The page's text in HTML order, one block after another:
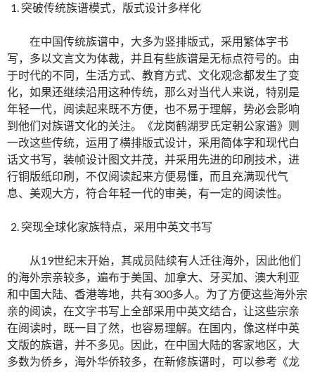
突破传统族谱模式，版式设计多样化
在中国传统族谱中，大多为竖排版式，采用繁体字书
写，多以文言文为体裁，并且有些族谱是无标点符号的。由
于时代的不同，生活方式、教育方式、文化观念都发生了变
化，如果还继续沿用这种传统，那么对当代人来说，特别是
年轻一代，阅读起来既不方便，也不易于理解，势必会影响
到他们对族谱文化的关注。《龙岗鹤湖罗氏定朝公家谱》则
一改这些传统，运用了横排版式设计，采用简体字和现代白
话文书写，装帧设计图文并茂，并采用先进的印刷技术，进
行铜版纸印刷，不仅阅读起来方便易懂，而且充满现代气
息、美观大方，符合年轻一代的审美，有一定的阅读性。
突现全球化家族特点，采用中英文书写
从19世纪末开始，其成员陆续有人迁往海外，因此他们
的海外宗亲较多，遍布于美国、加拿大、牙买加、澳大利亚
和中国大陆、香港等地，共有300多人。为了方便这些海外宗
亲的阅读，在文字书写上全部采用中英文结合，让这些宗亲
在阅读时，既一目了然，也容易理解。在国内，像这样中英
文版的族谱，并不多见。因此，在中国大陆的客家地区，大
多数为侨乡，海外华侨较多，在新修族谱时，可以参考《龙